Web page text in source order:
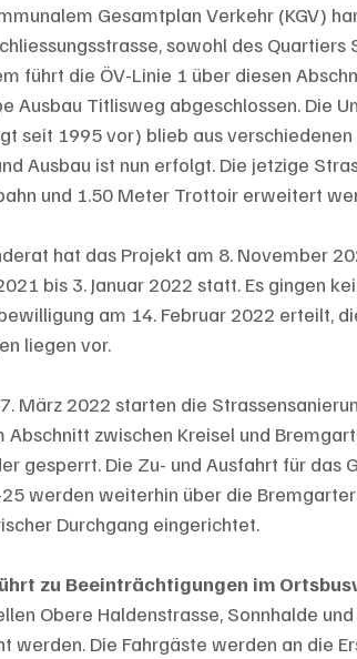
Gesamtplan Verkehr (KGV)
sowohl des
führt die ÖV-Linie 1 über diesen
Ausbau Titlisweg abgeschlossen. Die
seit 1995 vor) blieb aus
Ausbau ist nun erfolgt. Die jetzige
und 1.50 Meter Trottoir erweitert
hat das Projekt am 8. November
bis 3. Januar 2022 statt. Es gingen
am 14. Februar 2022 erteilt,
liegen vor.
März 2022 starten die
Abschnitt zwischen Kreisel und
gesperrt. Die Zu- und Ausfahrt für
werden weiterhin über die
Durchgang eingerichtet.
zu Beeinträchtigungen im
Obere Haldenstrasse, Sonnhalde
werden. Die Fahrgäste werden an die